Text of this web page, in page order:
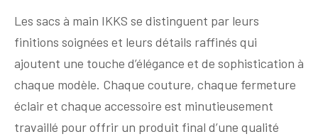
Les sacs à main IKKS se distinguent par leurs
finitions soignées et leurs détails raffinés qui
ajoutent une touche d’élégance et de sophistication à
chaque modèle. Chaque couture, chaque fermeture
éclair et chaque accessoire est minutieusement
travaillé pour offrir un produit final d’une qualité